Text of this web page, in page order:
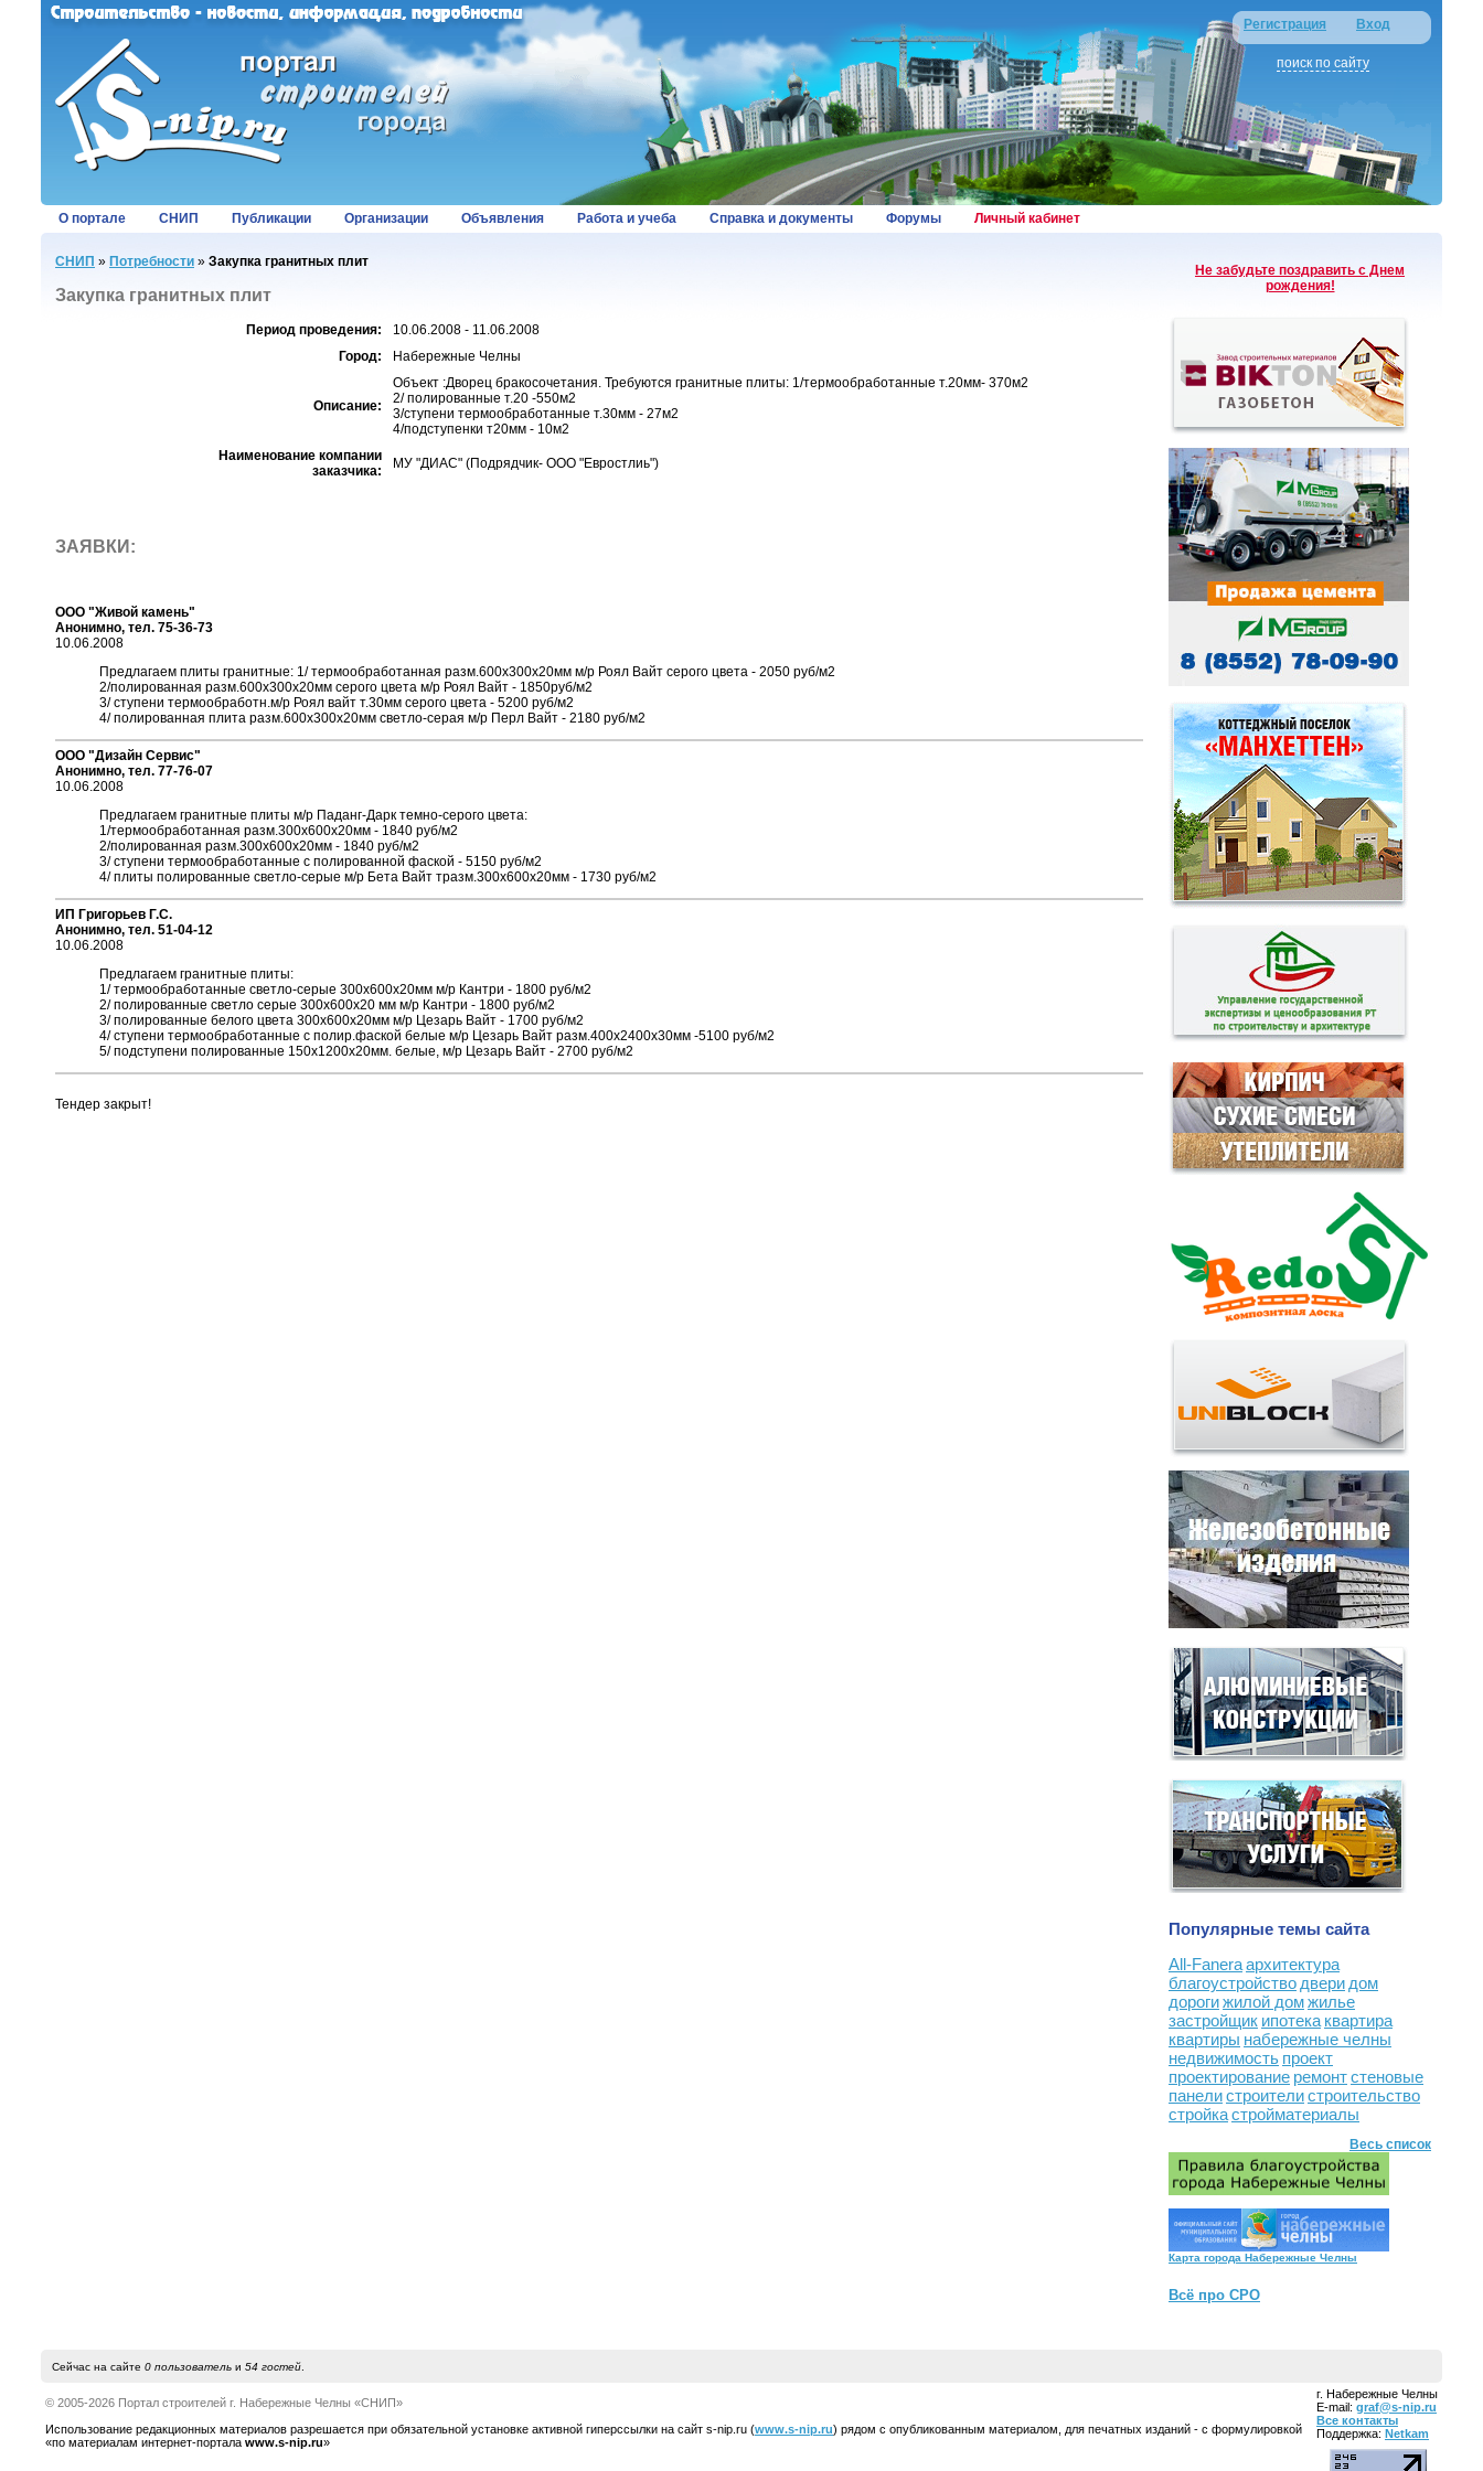
Регистрация Вход
поиск по сайту
О портале СНИП Публикации Организации Объявления Работа и учеба Справка и документы Форумы Личный кабинет
СНИП » Потребности » Закупка гранитных плит
Закупка гранитных плит
Период проведения:
10.06.2008 - 11.06.2008
Город:
Набережные Челны
Описание:
Объект :Дворец бракосочетания. Требуются гранитные плиты: 1/термообработанные т.20мм- 370м2
2/ полированные т.20 -550м2
3/ступени термообработанные т.30мм - 27м2
4/подступенки т20мм - 10м2
Наименование компании
заказчика:
МУ "ДИАС" (Подрядчик- ООО "Евростлиь")
ЗАЯВКИ:
ООО "Живой камень"
Анонимно, тел. 75-36-73
10.06.2008
Предлагаем плиты гранитные: 1/ термообработанная разм.600х300х20мм м/р Роял Вайт серого цвета - 2050 руб/м2
2/полированная разм.600х300х20мм серого цвета м/р Роял Вайт - 1850руб/м2
3/ ступени термообработн.м/р Роял вайт т.30мм серого цвета - 5200 руб/м2
4/ полированная плита разм.600х300х20мм светло-серая м/р Перл Вайт - 2180 руб/м2
ООО "Дизайн Сервис"
Анонимно, тел. 77-76-07
10.06.2008
Предлагаем гранитные плиты м/р Паданг-Дарк темно-серого цвета:
1/термообработанная разм.300х600х20мм - 1840 руб/м2
2/полированная разм.300х600х20мм - 1840 руб/м2
3/ ступени термообработанные с полированной фаской - 5150 руб/м2
4/ плиты полированные светло-серые м/р Бета Вайт тразм.300х600х20мм - 1730 руб/м2
ИП Григорьев Г.С.
Анонимно, тел. 51-04-12
10.06.2008
Предлагаем гранитные плиты:
1/ термообработанные светло-серые 300х600х20мм м/р Кантри - 1800 руб/м2
2/ полированные светло серые 300х600х20 мм м/р Кантри - 1800 руб/м2
3/ полированные белого цвета 300х600х20мм м/р Цезарь Вайт - 1700 руб/м2
4/ ступени термообработанные с полир.фаской белые м/р Цезарь Вайт разм.400х2400х30мм -5100 руб/м2
5/ подступени полированные 150х1200х20мм. белые, м/р Цезарь Вайт - 2700 руб/м2
Тендер закрыт!
Не забудьте поздравить с Днем
рождения!
Популярные темы сайта
All-Faneraархитектура
благоустройство двери дом
дорогижилой домжилье
застройщик ипотека квартира
квартиры набережные челны
недвижимость проект
проектирование ремонтстеновые
панелистроителистроительство
стройкастройматериалы
Весь список
Карта города Набережные Челны
Всё про СРО
Сейчас на сайте 0 пользовательи 54 гостей.
© 2005-2026 Портал строителей г. Набережные Челны «СНИП»
Использование редакционных материалов разрешается при обязательной установке активной гиперссылки на сайт s-nip.ru (www.s-nip.ru) рядом с опубликованным материалом, для печатных изданий - с формулировкой
«по материалам интернет-портала www.s-nip.ru»
г. Набережные Челны
E-mail: graf@s-nip.ru
Все контакты
Поддержка: Netkam